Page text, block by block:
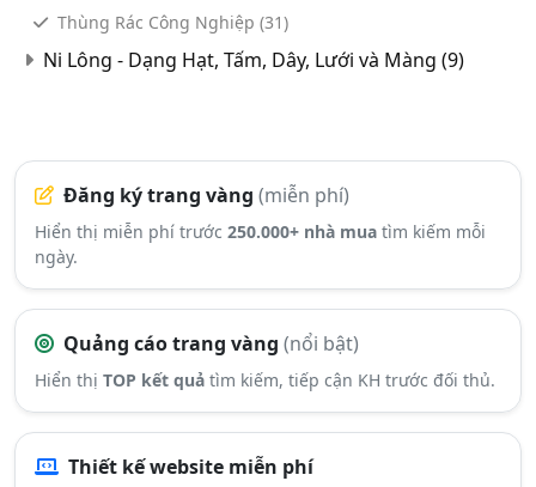
Thùng Rác Công Nghiệp (31)
Ni Lông - Dạng Hạt, Tấm, Dây, Lưới và Màng (9)
Đăng ký trang vàng (miễn phí)
Hiển thị miễn phí trước 250.000+ nhà mua tìm kiếm mỗi
ngày.
Quảng cáo trang vàng (nổi bật)
Hiển thị TOP kết quả tìm kiếm, tiếp cận KH trước đối thủ.
Thiết kế website miễn phí